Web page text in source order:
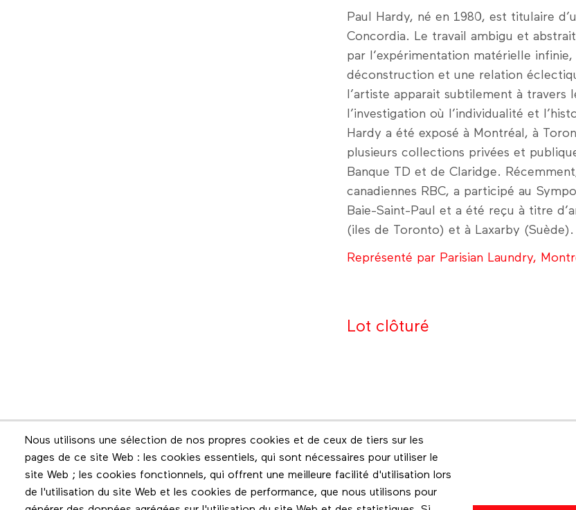
Paul Hardy, né en 1980, est titulaire
Concordia. Le travail ambigu et
par l’expérimentation matérielle
déconstruction et une relation
l’artiste apparait subtilement à
l’investigation où l’individualité et
Hardy a été exposé à Montréal, à
plusieurs collections privées et
Banque TD et de Claridge.
canadiennes RBC, a participé au
Baie-Saint-Paul et a été reçu à titre
(iles de Toronto) et à Laxarby (Suède).
Représenté par Parisian Laundry,
Lot clôturé
Nous utilisons une sélection de nos propres cookies et de ceux de tiers sur les
pages de ce site Web : les cookies essentiels, qui sont nécessaires pour utiliser le
site Web ; les cookies fonctionnels, qui offrent une meilleure facilité d'utilisation lors
de l'utilisation du site Web et les cookies de performance, que nous utilisons pour
Infolettre
Restez en contact grâce à l'infolettre